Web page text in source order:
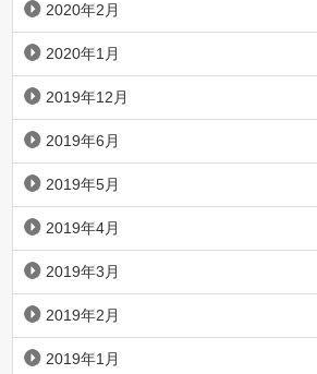
2020年2月
2020年1月
2019年12月
2019年6月
2019年5月
2019年4月
2019年3月
2019年2月
2019年1月